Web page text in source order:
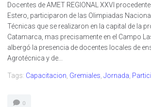
Docentes de AMET REGIONAL XXVI
Estero, participaron de las Olimpiadas
Técnicas que se realizaron en la capital de la
Catamarca, mas precisamente en el Campo
albergó la presencia de docentes locales de
Agrotécnica y de...
Tags: Capacitacion Gremiales Jornada
0